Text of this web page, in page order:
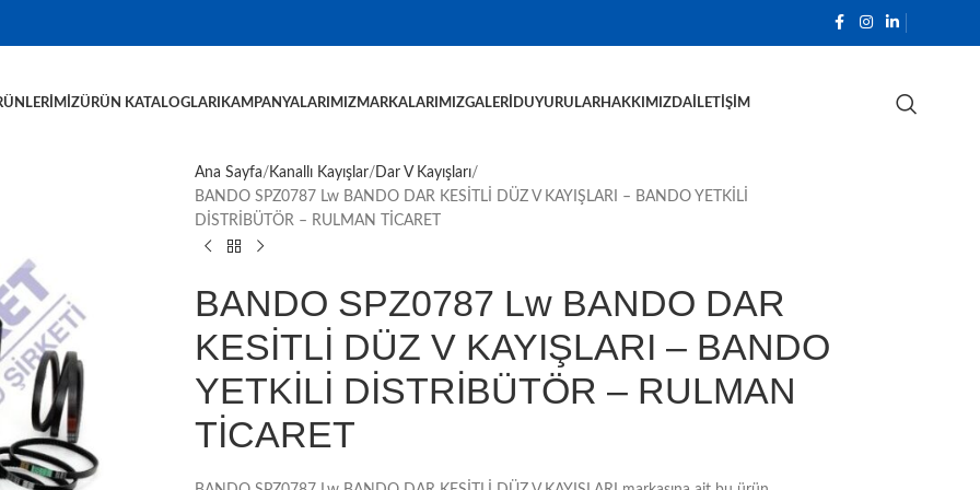
ÜRÜN KATALOGLARI KAMPANYALARIMIZMARKALARIMIZGALERI DUYURULARHAKKIMIZDA İLETIŞIM
Ana Sayfa Kanallı Kayışlar Dar V Kayışları
BANDO SPZ0787 Lw BANDO DAR KESİTLİ DÜZ V KAYIŞLARI – BANDO YETKİLİ
DİSTRİBÜTÖR – RULMAN TİCARET
BANDO SPZ0787 Lw BANDO DAR
KESİTLİ DÜZ V KAYIŞLARI – BANDO
YETKİLİ DİSTRİBÜTÖR – RULMAN
TİCARET